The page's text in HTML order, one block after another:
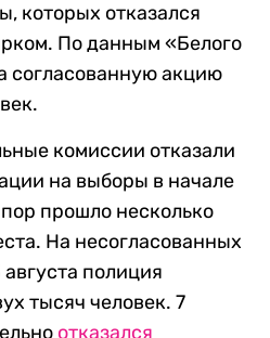
которых отказался
По данным «Белого
согласованную акцию
комиссии отказали
на выборы в начале
прошло несколько
На несогласованных
полиция
тысяч человек. 7
отказался